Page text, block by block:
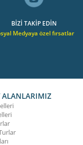
BİZİ TAKİP EDİN
Medyaya özel fırsatlar
ALANLARIMIZ